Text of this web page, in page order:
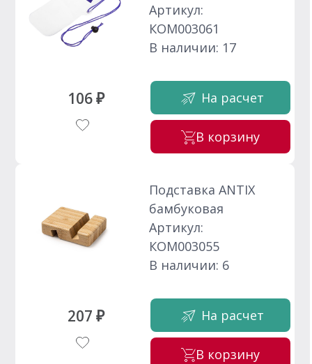
106 ₽
Артикул:
КОМ003061
В наличии: 17
На расчет
В корзину
207 ₽
Подставка ANTIX
бамбуковая
Артикул:
КОМ003055
В наличии: 6
На расчет
В корзину